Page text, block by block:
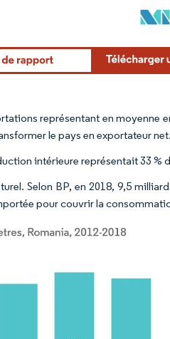
représentant en moyenne
le pays en exportateur net.
intérieure représentait 33 %
Selon BP, en 2018, 9,5
pour couvrir la